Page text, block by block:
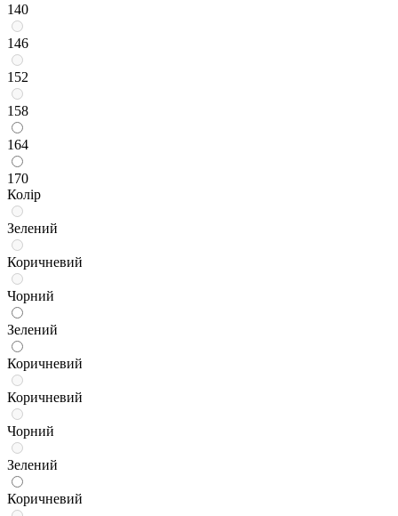
140
146
152
158
164
170
Колір
Зелений
Коричневий
Чорний
Зелений
Коричневий
Коричневий
Чорний
Зелений
Коричневий